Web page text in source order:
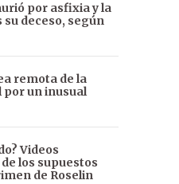
por asfixia y la
deceso, según
remota de la
por un inusual
Videos
los supuestos
de Roselin